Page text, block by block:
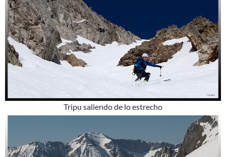
Tripu saliendo de lo estrecho